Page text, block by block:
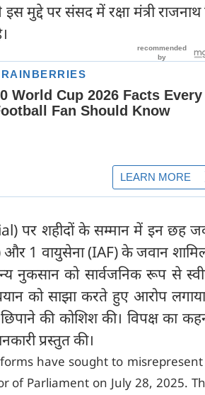
मुद्दे पर संसद में रक्षा मंत्री
पर शहीदों के सम्मान में इन छह
1 वायुसेना (IAF) के जवान
नुकसान को सार्वजनिक रूप से
को साझा करते हुए आरोप
की कोशिश की। विपक्ष का
प्रस्तुत की।
have sought to
of Parliament on July 28, 2025.